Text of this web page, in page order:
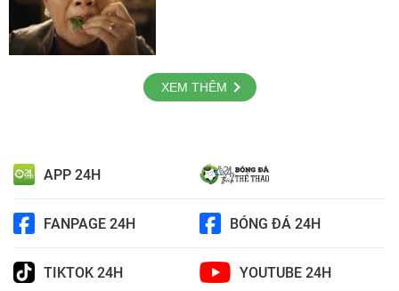
XEM THÊM
APP 24H
FANPAGE 24H BÓNG ĐÁ 24H
TIKTOK 24H YOUTUBE 24H